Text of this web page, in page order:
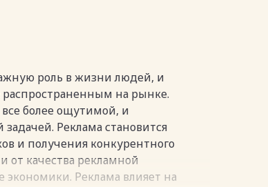
Интернет……………………..…26
роль в жизни людей, и
распространенным на рынке.
более ощутимой, и
Реклама становится
и получения конкурентного
от качества рекламной
Реклама влияет на